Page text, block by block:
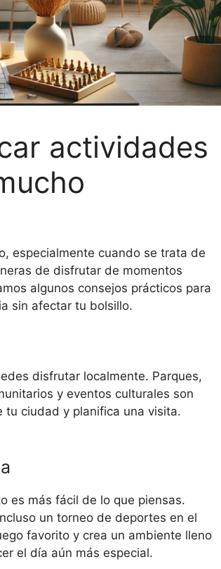
actividades
especialmente cuando se trata de
de disfrutar de momentos
algunos consejos prácticos para
sin afectar tu bolsillo.
disfrutar localmente. Parques,
y eventos culturales son
tu ciudad y planifica una visita.
es más fácil de lo que piensas.
un torneo de deportes en el
favorito y crea un ambiente lleno
el día aún más especial.